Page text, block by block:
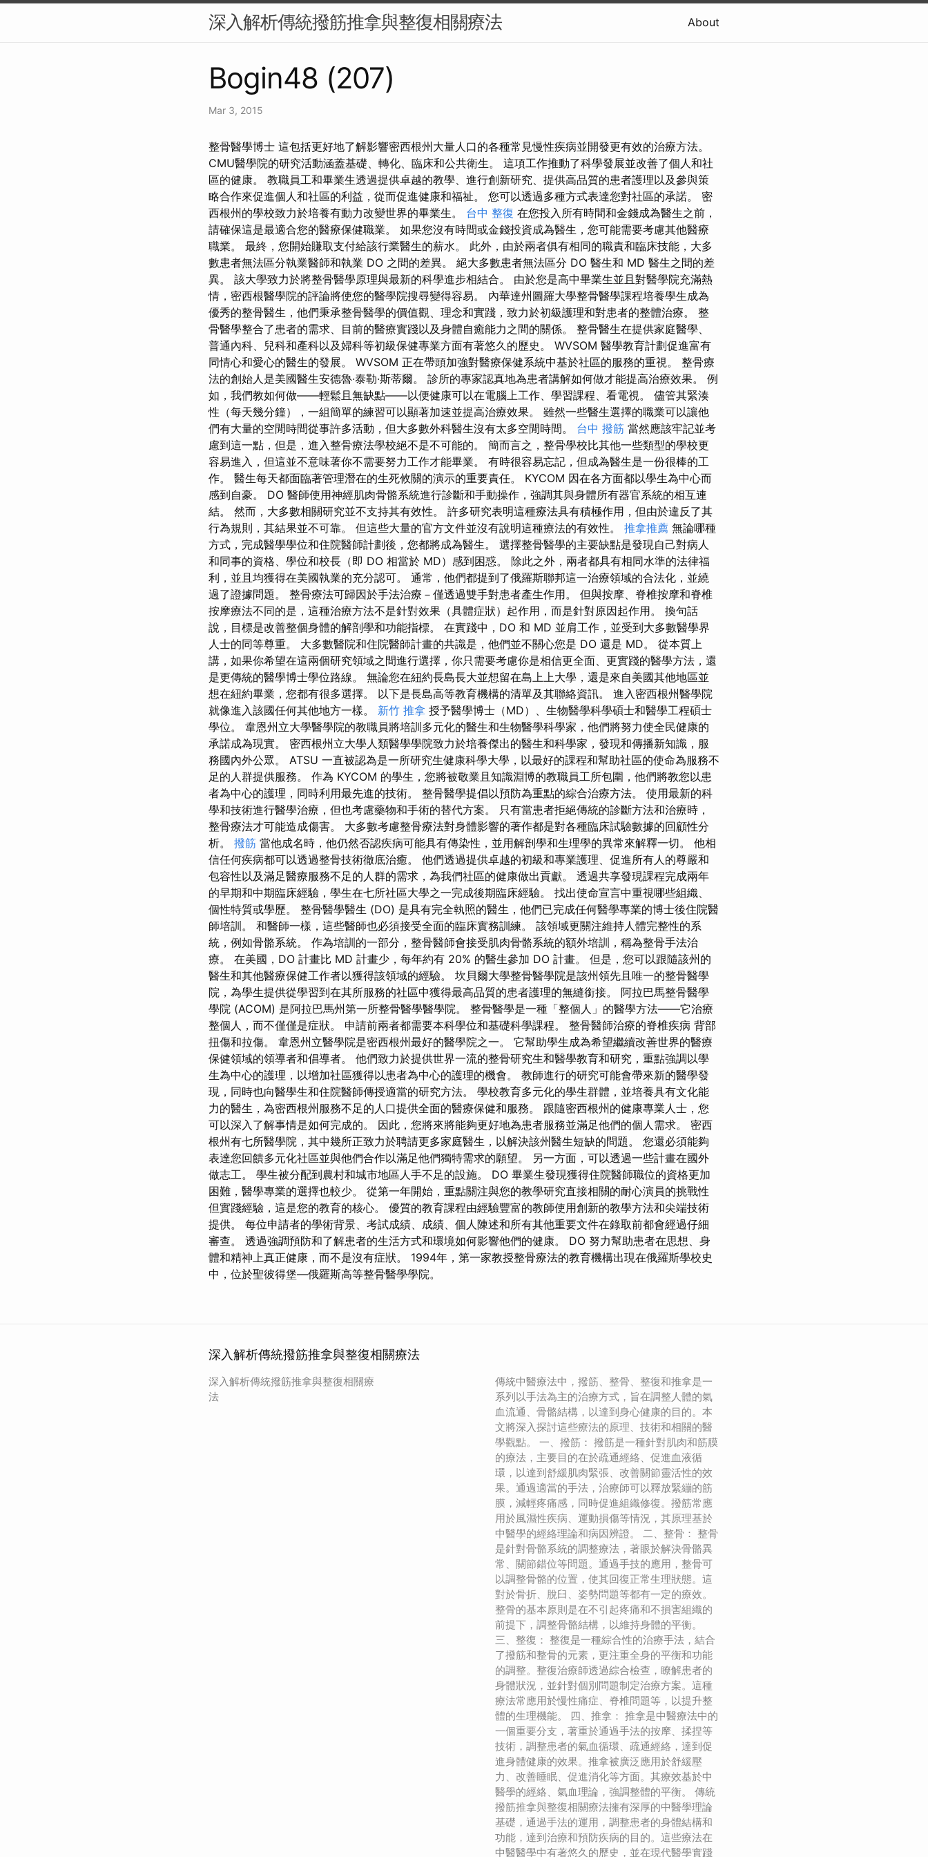
深入解析傳統撥筋推拿與整復相關療法 About
Bogin48 (207)
Mar 3, 2015
整骨醫學博士 這包括更好地了解影響密西根州大量人口的各種常見慢性疾病並開發更有效的治療方法。
CMU醫學院的研究活動涵蓋基礎、轉化、臨床和公共衛生。 這項工作推動了科學發展並改善了個人和社
區的健康。 教職員工和畢業生透過提供卓越的教學、進行創新研究、提供高品質的患者護理以及參與策
略合作來促進個人和社區的利益，從而促進健康和福祉。 您可以透過多種方式表達您對社區的承諾。 密
西根州的學校致力於培養有動力改變世界的畢業生。 台中 整復 在您投入所有時間和金錢成為醫生之前，
請確保這是最適合您的醫療保健職業。 如果您沒有時間或金錢投資成為醫生，您可能需要考慮其他醫療
職業。 最終，您開始賺取支付給該行業醫生的薪水。 此外，由於兩者俱有相同的職責和臨床技能，大多
數患者無法區分執業醫師和執業 DO 之間的差異。 絕大多數患者無法區分 DO 醫生和 MD 醫生之間的差
異。 該大學致力於將整骨醫學原理與最新的科學進步相結合。 由於您是高中畢業生並且對醫學院充滿熱
情，密西根醫學院的評論將使您的醫學院搜尋變得容易。 內華達州圖羅大學整骨醫學課程培養學生成為
優秀的整骨醫生，他們秉承整骨醫學的價值觀、理念和實踐，致力於初級護理和對患者的整體治療。 整
骨醫學整合了患者的需求、目前的醫療實踐以及身體自癒能力之間的關係。 整骨醫生在提供家庭醫學、
普通內科、兒科和產科以及婦科等初級保健專業方面有著悠久的歷史。 WVSOM 醫學教育計劃促進富有
同情心和愛心的醫生的發展。 WVSOM 正在帶頭加強對醫療保健系統中基於社區的服務的重視。 整骨療
法的創始人是美國醫生安德魯·泰勒·斯蒂爾。 診所的專家認真地為患者講解如何做才能提高治療效果。 例
如，我們教如何做——輕鬆且無缺點——以便健康可以在電腦上工作、學習課程、看電視。 儘管其緊湊
性（每天幾分鐘），一組簡單的練習可以顯著加速並提高治療效果。 雖然一些醫生選擇的職業可以讓他
們有大量的空閒時間從事許多活動，但大多數外科醫生沒有太多空閒時間。 台中 撥筋 當然應該牢記並考
慮到這一點，但是，進入整骨療法學校絕不是不可能的。 簡而言之，整骨學校比其他一些類型的學校更
容易進入，但這並不意味著你不需要努力工作才能畢業。 有時很容易忘記，但成為醫生是一份很棒的工
作。 醫生每天都面臨著管理潛在的生死攸關的演示的重要責任。 KYCOM 因在各方面都以學生為中心而
感到自豪。 DO 醫師使用神經肌肉骨骼系統進行診斷和手動操作，強調其與身體所有器官系統的相互連
結。 然而，大多數相關研究並不支持其有效性。 許多研究表明這種療法具有積極作用，但由於違反了其
行為規則，其結果並不可靠。 但這些大量的官方文件並沒有說明這種療法的有效性。 推拿推薦 無論哪種
方式，完成醫學學位和住院醫師計劃後，您都將成為醫生。 選擇整骨醫學的主要缺點是發現自己對病人
和同事的資格、學位和校長（即 DO 相當於 MD）感到困惑。 除此之外，兩者都具有相同水準的法律福
利，並且均獲得在美國執業的充分認可。 通常，他們都提到了俄羅斯聯邦這一治療領域的合法化，並繞
過了證據問題。 整骨療法可歸因於手法治療－僅透過雙手對患者產生作用。 但與按摩、脊椎按摩和脊椎
按摩療法不同的是，這種治療方法不是針對效果（具體症狀）起作用，而是針對原因起作用。 換句話
說，目標是改善整個身體的解剖學和功能指標。 在實踐中，DO 和 MD 並肩工作，並受到大多數醫學界
人士的同等尊重。 大多數醫院和住院醫師計畫的共識是，他們並不關心您是 DO 還是 MD。 從本質上
講，如果你希望在這兩個研究領域之間進行選擇，你只需要考慮你是相信更全面、更實踐的醫學方法，還
是更傳統的醫學博士學位路線。 無論您在紐約長島長大並想留在島上上大學，還是來自美國其他地區並
想在紐約畢業，您都有很多選擇。 以下是長島高等教育機構的清單及其聯絡資訊。 進入密西根州醫學院
就像進入該國任何其他地方一樣。 新竹 推拿 授予醫學博士（MD）、生物醫學科學碩士和醫學工程碩士
學位。 韋恩州立大學醫學院的教職員將培訓多元化的醫生和生物醫學科學家，他們將努力使全民健康的
承諾成為現實。 密西根州立大學人類醫學學院致力於培養傑出的醫生和科學家，發現和傳播新知識，服
務國內外公眾。 ATSU 一直被認為是一所研究生健康科學大學，以最好的課程和幫助社區的使命為服務不
足的人群提供服務。 作為 KYCOM 的學生，您將被敬業且知識淵博的教職員工所包圍，他們將教您以患
者為中心的護理，同時利用最先進的技術。 整骨醫學提倡以預防為重點的綜合治療方法。 使用最新的科
學和技術進行醫學治療，但也考慮藥物和手術的替代方案。 只有當患者拒絕傳統的診斷方法和治療時，
整骨療法才可能造成傷害。 大多數考慮整骨療法對身體影響的著作都是對各種臨床試驗數據的回顧性分
析。 撥筋 當他成名時，他仍然否認疾病可能具有傳染性，並用解剖學和生理學的異常來解釋一切。 他相
信任何疾病都可以透過整骨技術徹底治癒。 他們透過提供卓越的初級和專業護理、促進所有人的尊嚴和
包容性以及滿足醫療服務不足的人群的需求，為我們社區的健康做出貢獻。 透過共享發現課​​程完成兩年
的早期和中期臨床經驗，學生在七所社區大學之一完成後期臨床經驗。 找出使命宣言中重視哪些組織、
個性特質或學歷。 整骨醫學醫生 (DO) 是具有完全執照的醫生，他們已完成任何醫學專業的博士後住院醫
師培訓。 和醫師一樣，這些醫師也必須接受全面的臨床實務訓練。 該領域更關注維持人體完整性的系
統，例如骨骼系統。 作為培訓的一部分，整骨醫師會接受肌肉骨骼系統的額外培訓，稱為整骨手法治
療。 在美國，DO 計畫比 MD 計畫少，每年約有 20% 的醫生參加 DO 計畫。 但是，您可以跟隨該州的
醫生和其他醫療保健工作者以獲得該領域的經驗。 坎貝爾大學整骨醫學院是該州領先且唯一的整骨醫學
院，為學生提供從學習到在其所服務的社區中獲得最高品質的患者護理的無縫銜接。 阿拉巴馬整骨醫學
學院 (ACOM) 是阿拉巴馬州第一所整骨醫學醫學院。 整骨醫學是一種「整個人」的醫學方法——它治療
整個人，而不僅僅是症狀。 申請前兩者都需要本科學位和基礎科學課程。 整骨醫師治療的脊椎疾病 背部
扭傷和拉傷。 韋恩州立醫學院是密西根州最好的醫學院之一。 它幫助學生成為希望繼續改善世界的醫療
保健領域的領導者和倡導者。 他們致力於提供世界一流的整骨研究生和醫學教育和研究，重點強調以學
生為中心的護理，以增加社區獲得以患者為中心的護理的機會。 教師進行的研究可能會帶來新的醫學發
現，同時也向醫學生和住院醫師傳授適當的研究方法。 學校教育多元化的學生群體，並培養具有文化能
力的醫生，為密西根州服務不足的人口提供全面的醫療保健和服務。 跟隨密西根州的健康專業人士，您
可以深入了解事情是如何完成的。 因此，您將來將能夠更好地為患者服務並滿足他們的個人需求。 密西
根州有七所醫學院，其中幾所正致力於聘請更多家庭醫生，以解決該州醫生短缺的問題。 您還必須能夠
表達您回饋多元化社區並與他們合作以滿足他們獨特需求的願望。 另一方面，可以透過一些計畫在國外
做志工。 學生被分配到農村和城市地區人手不足的設施。 DO 畢業生發現獲得住院醫師職位的資格更加
困難，醫學專業的選擇也較少。 從第一年開始，重點關注與您的教學研究直接相關的耐心演員的挑戰性
但實踐經驗，這是您的教育的核心。 優質的教育課程由經驗豐富的教師使用創新的教學方法和尖端技術
提供。 每位申請者的學術背景、考試成績、成績、個人陳述和所有其他重要文件在錄取前都會經過仔細
審查。 透過強調預防和了解患者的生活方式和環境如何影響他們的健康。 DO 努力幫助患者在思想、身
體和精神上真正健康，而不是沒有症狀。 1994年，第一家教授整骨療法的教育機構出現在俄羅斯學校史
中，位於聖彼得堡—俄羅斯高等整骨醫學學院。
深入解析傳統撥筋推拿與整復相關療法
深入解析傳統撥筋推拿與整復相關療
法
傳統中醫療法中，撥筋、整骨、整復和推拿是一
系列以手法為主的治療方式，旨在調整人體的氣
血流通、骨骼結構，以達到身心健康的目的。本
文將深入探討這些療法的原理、技術和相關的醫
學觀點。 一、撥筋： 撥筋是一種針對肌肉和筋膜
的療法，主要目的在於疏通經絡、促進血液循
環，以達到舒緩肌肉緊張、改善關節靈活性的效
果。通過適當的手法，治療師可以釋放緊繃的筋
膜，減輕疼痛感，同時促進組織修復。撥筋常應
用於風濕性疾病、運動損傷等情況，其原理基於
中醫學的經絡理論和病因辨證。 二、整骨： 整骨
是針對骨骼系統的調整療法，著眼於解決骨骼異
常、關節錯位等問題。通過手技的應用，整骨可
以調整骨骼的位置，使其回復正常生理狀態。這
對於骨折、脫臼、姿勢問題等都有一定的療效。
整骨的基本原則是在不引起疼痛和不損害組織的
前提下，調整骨骼結構，以維持身體的平衡。
三、整復： 整復是一種綜合性的治療手法，結合
了撥筋和整骨的元素，更注重全身的平衡和功能
的調整。整復治療師透過綜合檢查，瞭解患者的
身體狀況，並針對個別問題制定治療方案。這種
療法常應用於慢性痛症、脊椎問題等，以提升整
體的生理機能。 四、推拿： 推拿是中醫療法中的
一個重要分支，著重於通過手法的按摩、揉捏等
技術，調整患者的氣血循環、疏通經絡，達到促
進身體健康的效果。推拿被廣泛應用於舒緩壓
力、改善睡眠、促進消化等方面。其療效基於中
醫學的經絡、氣血理論，強調整體的平衡。 傳統
撥筋推拿與整復相關療法擁有深厚的中醫學理論
基礎，通過手法的運用，調整患者的身體結構和
功能，達到治療和預防疾病的目的。這些療法在
中醫醫學中有著悠久的歷史，並在現代醫學實踐